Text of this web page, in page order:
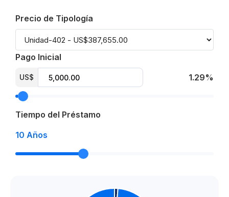
Precio de Tipología
Pago Inicial
US$ 1.29%
Tiempo del Préstamo
10 Años